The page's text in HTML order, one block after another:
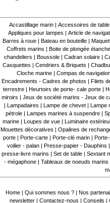
Accastillage marin| Accessoires de
Appliques pour lampes
Article de
Barres à roue
Bateau en bouteille
Coffrets marins
Boite de plongée
chandeliers
Boussole| Cadran solaire|
Casquettes
Cendriers & Briquets
Cloche marine
Compas de
Encadrements - Cadres de photos
Filets
terrestre| Heurtoirs de porte- cale porte|
miroirs
Jeux de société marins - Jeux de
Lampadaires Lampe de chevet Lampe
pétrole
Lampes marines à suspendre
marine
Loupes de vue Luminaire
Mouettes décoratives
Opalines de
porte| Porte-carte| Porte-clé marin
voilier - palan
Presse-papier - Dauphins
presse-livre marins
Set de table Sextant
- mégaphone| Tableaux de noeuds marins
Home Qui sommes nous ? Nos
newsletter
Contactez-nous Conseils